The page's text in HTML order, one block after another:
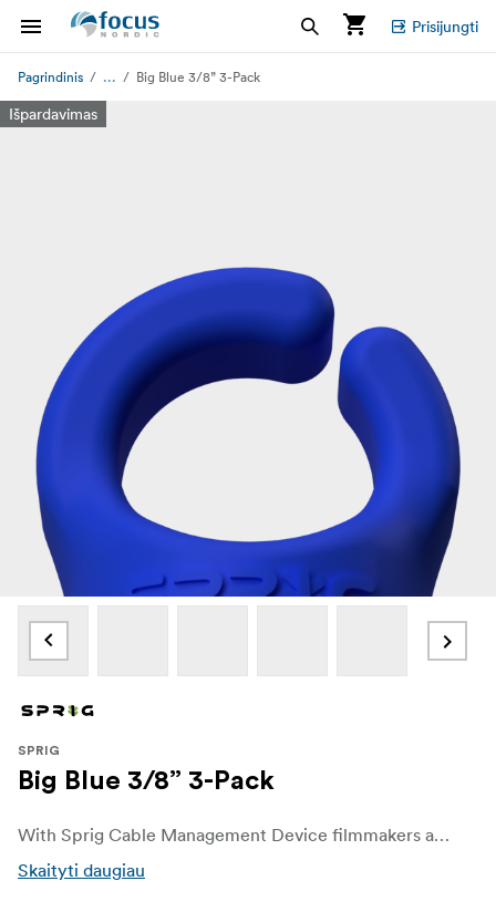
Prisijungti
Pagrindinis ... Big Blue 3/8” 3-Pack
Išpardavimas
SPRIG
Big Blue 3/8” 3-Pack
With Sprig Cable Management Device filmmakers and sound recordists can easily get control over unwanted cable chaos on set. The Sprig Cable Management Device is a simple, fast and convenient solution for keeping cable runs tidy on the rigs and other equipment. It is designed for a 3/8"-16 hole.
Skaityti daugiau